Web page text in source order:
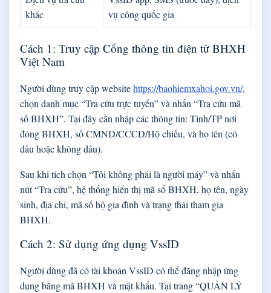
khác
vụ công quốc gia
Cách 1: Truy cập Cổng thông tin điện tử BHXH
Việt Nam
Người dùng truy cập websitehttps://baohiemxahoi.gov.vn/,
chọn danh mục “Tra cứu trực tuyến” và nhấn “Tra cứu mã
số BHXH”. Tại đây cần nhập các thông tin: Tỉnh/TP nơi
đóng BHXH, số CMND/CCCD/Hộ chiếu, và họ tên (có
dấu hoặc không dấu).
Sau khi tích chọn “Tôi không phải là người máy” và nhấn
nút “Tra cứu”, hệ thống hiển thị mã số BHXH, họ tên, ngày
sinh, địa chỉ, mã số hộ gia đình và trạng thái tham gia
BHXH.
Cách 2: Sử dụng ứng dụng VssID
Người dùng đã có tài khoản VssID có thể đăng nhập ứng
dụng bằng mã BHXH và mật khẩu. Tại trang “QUẢN LÝ